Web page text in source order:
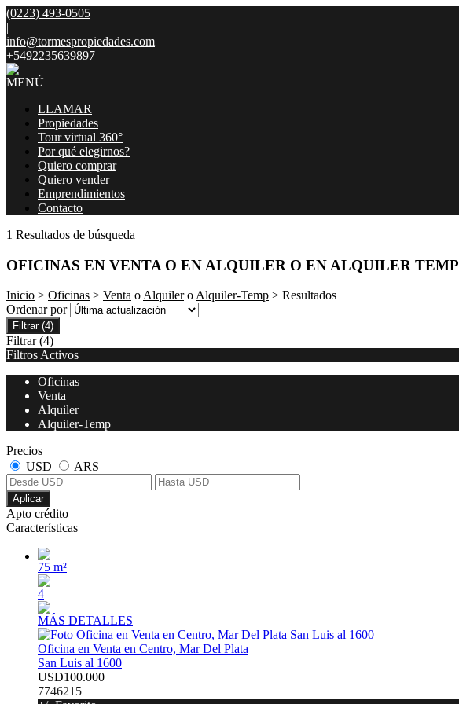
(0223) 493-0505
|
info@tormespropiedades.com
+5492235639897
MENÚ
LLAMAR
Propiedades
Tour virtual 360°
Por qué elegirnos?
Quiero comprar
Quiero vender
Emprendimientos
Contacto
1 Resultados de búsqueda
OFICINAS EN VENTA O EN ALQUILER O EN ALQUILER TEMP
Inicio > Oficinas > Venta oAlquileroAlquiler-Temp > Resultados
Ordenar por
Filtrar (4)
Filtrar (4)
Filtros Activos
Oficinas
Venta
Alquiler
Alquiler-Temp
Precios
USD
ARS
Aplicar
Apto crédito
Características
75 m²
4
MÁS DETALLES
Oficina en Venta en Centro, Mar Del Plata
San Luis al 1600
USD100.000
7746215